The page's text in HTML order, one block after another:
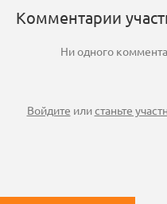
Комментарии
Ни одного
Войдите илистаньте